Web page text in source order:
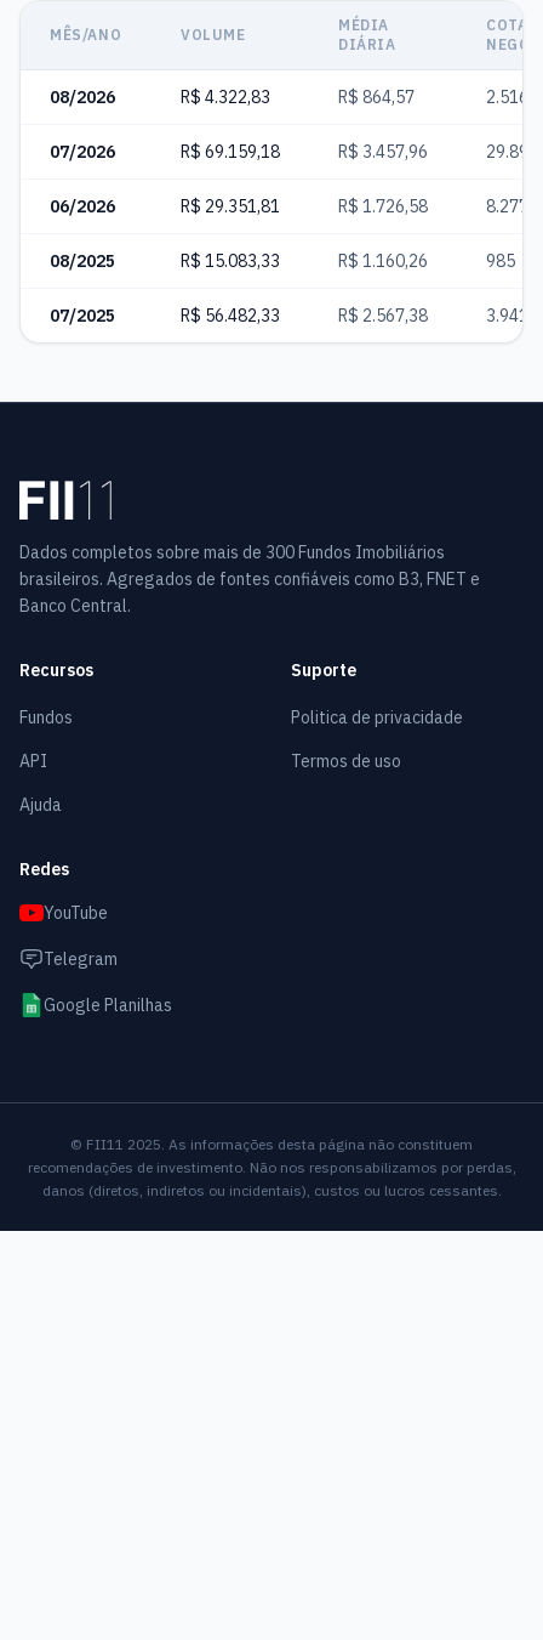
MÊS/ANO VOLUME
MÉDIA
DIÁRIA
COTAS
08/2026 R$ 4.322,83 R$ 864,57 2.516
07/2026 R$ 69.159,18 R$ 3.457,96 29.892
06/2026 R$ 29.351,81 R$ 1.726,58 8.277
08/2025 R$ 15.083,33 R$ 1.160,26 985
07/2025 R$ 56.482,33 R$ 2.567,38 3.941
Dados completos sobre mais de 300 Fundos Imobiliários
brasileiros. Agregados de fontes confiáveis como B3, FNET e
Banco Central.
Recursos
Fundos
API
Ajuda
Suporte
Politica de privacidade
Termos de uso
Redes
YouTube
Telegram
Google Planilhas
© FII11 2025. As informações desta página não constituem
recomendações de investimento. Não nos responsabilizamos por perdas,
danos (diretos, indiretos ou incidentais), custos ou lucros cessantes.